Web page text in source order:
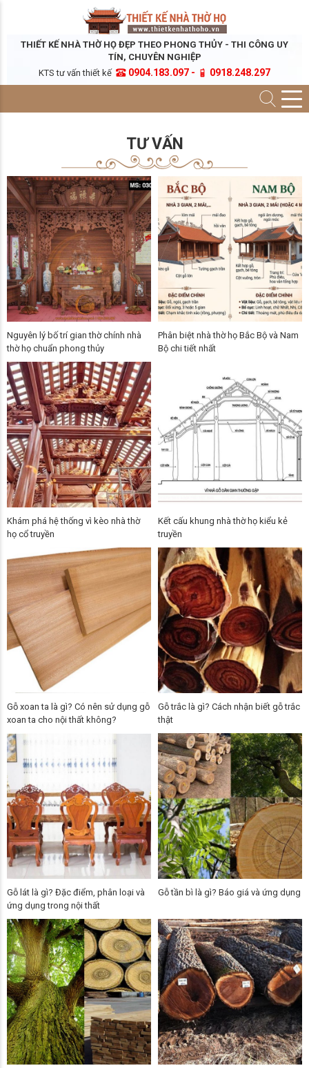
THIẾT KẾ NHÀ THỜ HỌ ĐẸP THEO PHONG THỦY - THI CÔNG UY
TÍN, CHUYÊN NGHIỆP
KTS tư vấn thiết kế
0904.183.097 - 0918.248.297
TƯ VẤN
Nguyên lý bố trí gian thờ chính nhà
thờ họ chuẩn phong thủy
Phân biệt nhà thờ họ Bắc Bộ và Nam
Bộ chi tiết nhất
Khám phá hệ thống vì kèo nhà thờ
họ cổ truyền
Kết cấu khung nhà thờ họ kiểu kẻ
truyền
Gỗ xoan ta là gì? Có nên sử dụng gỗ
xoan ta cho nội thất không?
Gỗ trắc là gì? Cách nhận biết gỗ trắc
thật
Gỗ lát là gì? Đặc điểm, phân loại và
ứng dụng trong nội thất
Gỗ tần bì là gì? Báo giá và ứng dụng